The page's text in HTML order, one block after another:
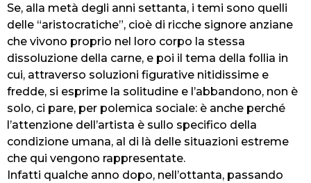
Se, alla metà degli anni settanta, i temi sono quelli
delle “aristocratiche”, cioè di ricche signore anziane
che vivono proprio nel loro corpo la stessa
dissoluzione della carne, e poi il tema della follia in
cui, attraverso soluzioni figurative nitidissime e
fredde, si esprime la solitudine e l’abbandono, non è
solo, ci pare, per polemica sociale: è anche perché
l’attenzione dell’artista è sullo specifico della
condizione umana, al di là delle situazioni estreme
che qui vengono rappresentate.
Infatti qualche anno dopo, nell’ottanta, passando